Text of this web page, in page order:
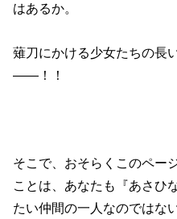
はあるか。
薙刀にかける少女たちの長
――！！
そこで、おそらくこのペー
ことは、あなたも『あさひ
たい仲間の一人なのではな